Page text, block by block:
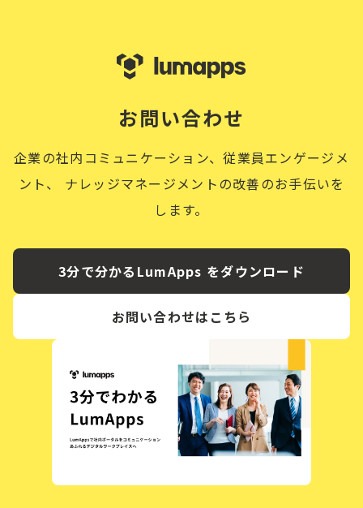
お問い合わせ
企業の社内コミュニケーション、従業員エンゲージメ
ント、
ナレッジマネージメントの改善のお手伝いを
します。
3分で分かるLumApps をダウンロード
お問い合わせはこちら